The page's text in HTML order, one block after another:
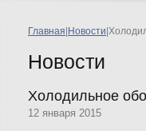
Главная Новости
Новости
Холодильное
12 января 2015